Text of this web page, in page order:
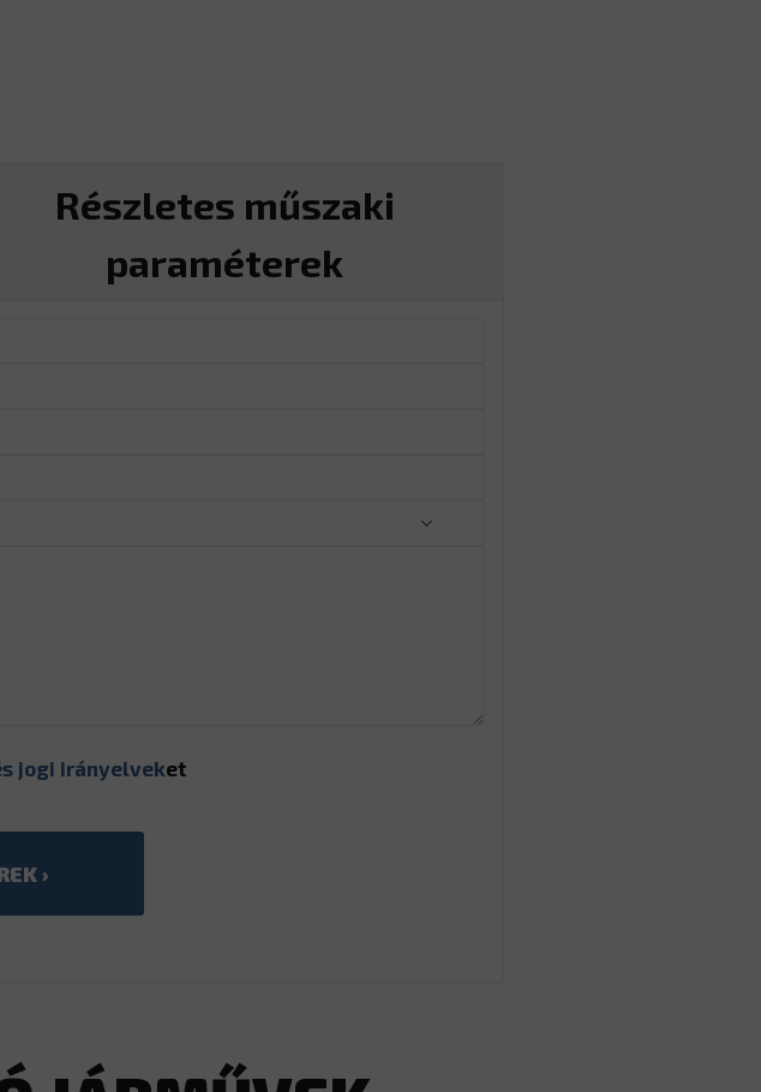
Részletes műszaki
paraméterek
jogi irányelveket